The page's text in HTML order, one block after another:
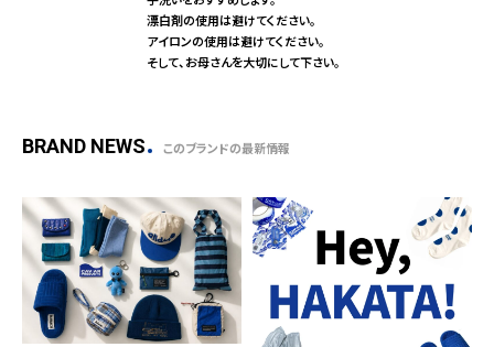
漂白剤の使用は避けてください。
アイロンの使用は避けてください。
そして、お母さんを大切にして下さい。
BRAND NEWS このブランドの最新情報